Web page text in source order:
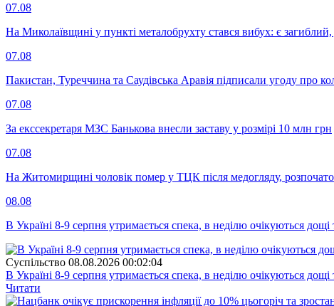
07.08
На Миколаївщині у пункті металобрухту стався вибух: є загиблий,
07.08
Пакистан, Туреччина та Саудівська Аравія підписали угоду про
07.08
За екссекретаря МЗС Банькова внесли заставу у розмірі 10 млн грн
07.08
На Житомирщині чоловік помер у ТЦК після медогляду, розпочато
08.08
В Україні 8-9 серпня утримається спека, в неділю очікуються дощі
Суспiльство 08.08.2026 00:02:04
В Україні 8-9 серпня утримається спека, в неділю очікуються дощі
Читати